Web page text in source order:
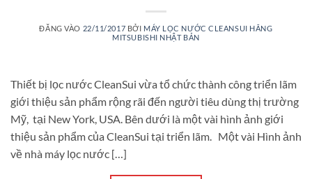
ĐĂNG VÀO 22/11/2017 BỞI MÁY LỌC NƯỚC CLEANSUI HÃNG
MITSUBISHI NHẬT BẢN
Thiết bị lọc nước CleanSui vừa tổ chức thành công triển lãm
giới thiệu sản phẩm rộng rãi đến người tiêu dùng thị trường
Mỹ, tại New York, USA. Bên dưới là một vài hình ảnh giới
thiệu sản phẩm của CleanSui tại triển lãm. Một vài Hình ảnh
về nhà máy lọc nước […]